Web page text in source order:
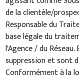
de la clientèle/
Responsable du
base légale du
l'Agence / du
suppression et sont
Conformément à la